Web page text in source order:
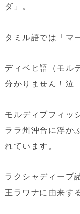
ダ」。
タミル語では「マ
ディベヒ語（モル
分かりません！泣
モルディブフィッ
ララ州沖合に浮か
れています。
ラクシャディープ
王ラワナに由来す